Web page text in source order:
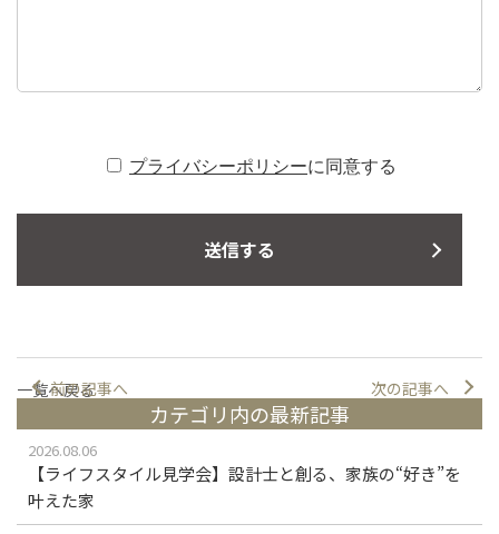
プライバシーポリシーに同意する
前の記事へ 次の記事へ
一覧へ戻る
カテゴリ内の最新記事
2026.08.06
【ライフスタイル見学会】設計士と創る、家族の“好き”を
叶えた家